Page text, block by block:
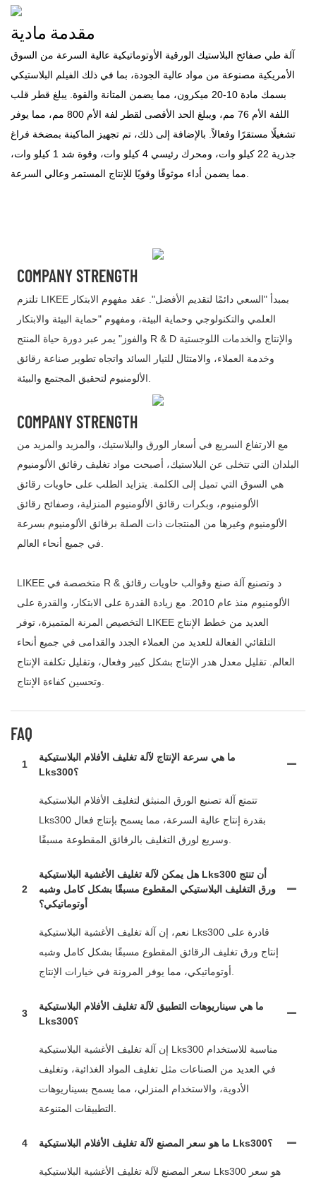
مقدمة مادية
آلة طي صفائح البلاستيك الورقية الأوتوماتيكية عالية السرعة من السوق
الأمريكية مصنوعة من مواد عالية الجودة، بما في ذلك الفيلم البلاستيكي
بسمك مادة 10-20 ميكرون، مما يضمن المتانة والقوة. يبلغ قطر قلب
اللفة الأم 76 مم، ويبلغ الحد الأقصى لقطر لفة الأم 800 مم، مما يوفر
تشغيلًا مستقرًا وفعالاً. بالإضافة إلى ذلك، تم تجهيز الماكينة بمضخة فراغ
جذرية 22 كيلو وات، ومحرك رئيسي 4 كيلو وات، وقوة شد 1 كيلو وات،
مما يضمن أداء موثوقًا وقويًا للإنتاج المستمر وعالي السرعة.
COMPANY STRENGTH
تلتزم LIKEE بمبدأ "السعي دائمًا لتقديم الأفضل". عقد مفهوم الابتكار
العلمي والتكنولوجي وحماية البيئة، ومفهوم "حماية البيئة والابتكار
والفوز" يمر عبر دورة حياة المنتج R & D والإنتاج والخدمات اللوجستية
وخدمة العملاء، والامتثال للتيار السائد واتجاه تطوير صناعة رقائق
COMPANY STRENGTH
مع الارتفاع السريع في أسعار الورق والبلاستيك، والمزيد والمزيد من
البلدان التي تتخلى عن البلاستيك، أصبحت مواد تغليف رقائق الألومنيوم
هي السوق التي تميل إلى الكلمة. يتزايد الطلب على حاويات رقائق
الألومنيوم، وبكرات رقائق الألومنيوم المنزلية، وصفائح رقائق
الألومنيوم وغيرها من المنتجات ذات الصلة برقائق الألومنيوم بسرعة
LIKEE متخصصة في R & د وتصنيع آلة صنع وقوالب حاويات رقائق
الألومنيوم منذ عام 2010. مع زيادة القدرة على الابتكار، والقدرة على
التخصيص المرنة المتميزة، توفر LIKEE العديد من خطط الإنتاج
التلقائي الفعالة للعديد من العملاء الجدد والقدامى في جميع أنحاء
العالم. تقليل معدل هدر الإنتاج بشكل كبير وفعال، وتقليل تكلفة الإنتاج
FAQ
1
ما هي سرعة الإنتاج لآلة تغليف الأفلام البلاستيكية
Lks300؟
تتمتع آلة تصنيع الورق المنبثق لتغليف الأفلام البلاستيكية
Lks300 بقدرة إنتاج عالية السرعة، مما يسمح بإنتاج فعال
2
هل يمكن لآلة تغليف الأغشية البلاستيكية Lks300 أن تنتج
ورق التغليف البلاستيكي المقطوع مسبقًا بشكل كامل وشبه
أوتوماتيكي؟
نعم، إن آلة تغليف الأغشية البلاستيكية Lks300 قادرة على
إنتاج ورق تغليف الرقائق المقطوع مسبقًا بشكل كامل وشبه
3
ما هي سيناريوهات التطبيق لآلة تغليف الأفلام البلاستيكية
Lks300؟
إن آلة تغليف الأغشية البلاستيكية Lks300 مناسبة للاستخدام
في العديد من الصناعات مثل تغليف المواد الغذائية، وتغليف
الأدوية، والاستخدام المنزلي، مما يسمح بسيناريوهات
4 ما هو سعر المصنع لآلة تغليف الأفلام البلاستيكية Lks300؟
سعر المصنع لآلة تغليف الأغشية البلاستيكية Lks300 هو سعر